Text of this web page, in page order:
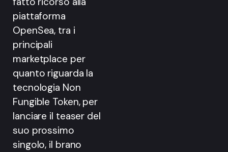
piattaforma
OpenSea, tra i
principali
marketplace per
quanto riguarda la
tecnologia Non
Fungible Token, per
lanciare il teaser del
suo prossimo
singolo, il brano